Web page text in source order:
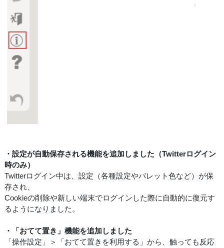
・設定が自動保存される機能を追加しました（Twitterログイン
時のみ）
Twitterログイン中は、設定（各種設定やパレット色など）が保
存され、
Cookieの削除や新しい端末でログインした際に自動的に復元す
るようになりました。
・「おてて置き」機能を追加しました
「操作設定」＞「おてて置きを利用する」から、触っても反応